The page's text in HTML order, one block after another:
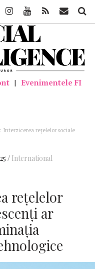
| Evenimentele FI
Interzicerea reţelelor sociale
International
reţelelor
ar
InstagramYoutube Feed Mail